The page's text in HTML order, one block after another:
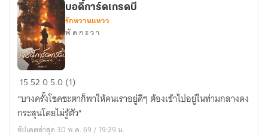
บอดี้
เก
รดบี
บอดี้การ์ดเกรดบี
รักหวานแหวว
พั ด ก ะ ว า
15 5205.0 (1)
“บางครั้งโชคชะตาก็พาให้คนเราอยู่ดีๆ ต้องเข้าไปอยู่ในท่ามกลางดง
กระสุนโดยไม่รู้ตัว”
อัปเดตล่าสุด 30 พ.ค. 69 / 19:29 น.